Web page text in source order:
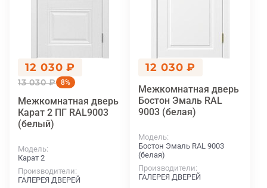
12 030 ₽
13 030 ₽ 8%
Межкомнатная дверь
Карат 2 ПГ RAL9003
(белый)
Модель
Карат 2
Производители
ГАЛЕРЕЯ ДВЕРЕЙ
12 030 ₽
Межкомнатная дверь
Бостон Эмаль RAL
9003 (белая)
Модель
Бостон Эмаль RAL 9003
(белая)
Производители
ГАЛЕРЕЯ ДВЕРЕЙ